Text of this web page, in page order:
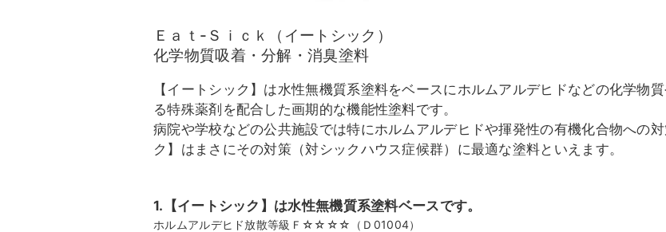
Ｅａｔ-Ｓｉｃｋ（イートシック）
化学物質吸着・分解・消臭塗料
【イートシック】は水性無機質系塗料をベースにホルムアルデヒドなどの化学物
る特殊薬剤を配合した画期的な機能性塗料です。
病院や学校などの公共施設では特にホルムアルデヒドや揮発性の有機化合物への
ク】はまさにその対策（対シックハウス症候群）に最適な塗料といえます。
1.【イートシック】は水性無機質系塗料ベースです。
ホルムアルデヒド放散等級Ｆ☆☆☆☆（Ｄ01004）